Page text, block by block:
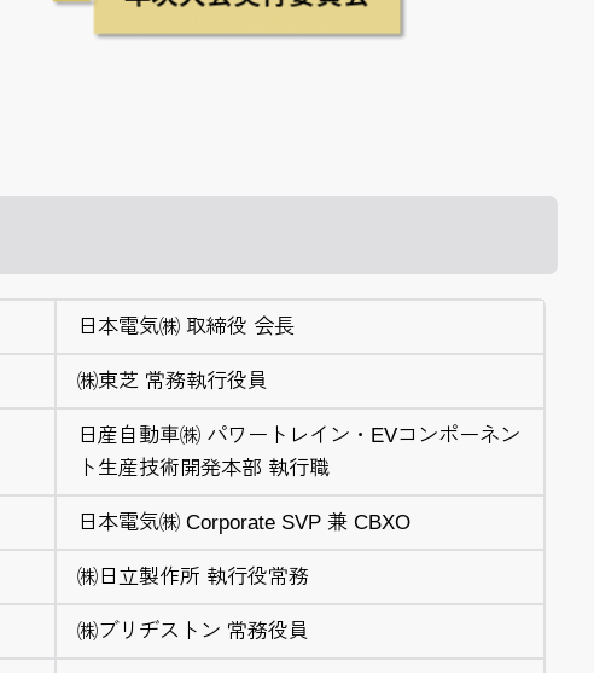
日本電気㈱ 取締役 会長
㈱東芝 常務執行役員
日産自動車㈱ パワートレイン・EVコンポーネン
ト生産技術開発本部 執行職
日本電気㈱ Corporate SVP 兼 CBXO
㈱日立製作所 執行役常務
㈱ブリヂストン 常務役員